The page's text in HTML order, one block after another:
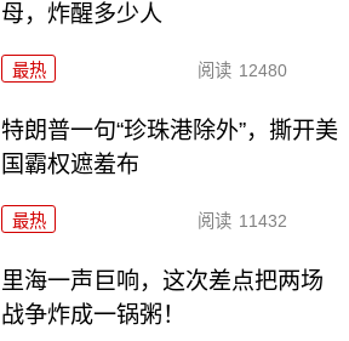
母，炸醒多少人
最热 阅读 12480
特朗普一句“珍珠港除外”，撕开美
国霸权遮羞布
最热 阅读 11432
里海一声巨响，这次差点把两场
战争炸成一锅粥！